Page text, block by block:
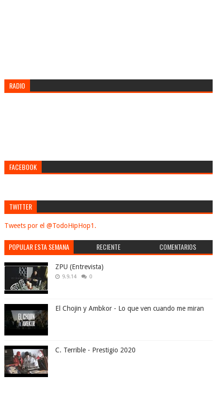
RADIO
FACEBOOK
TWITTER
Tweets por el @TodoHipHop1.
POPULAR ESTA SEMANA RECIENTE COMENTARIOS
ZPU (Entrevista)
9.9.14 0
El Chojin y Ambkor - Lo que ven cuando me miran
C. Terrible - Prestigio 2020